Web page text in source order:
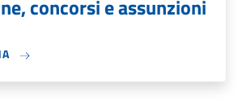
concorsi e assunzioni